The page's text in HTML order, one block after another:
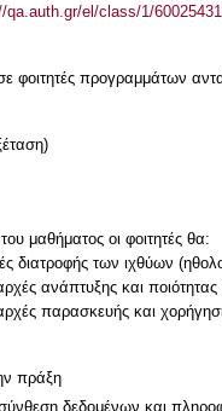
qa.auth.gr/el/class/1/
φοιτητές προγραμμάτων
μαθήματος οι φοιτητές θα:
διατροφής των ιχθύων
ανάπτυξης και
παρασκευής και
πράξη
δεδομένων και